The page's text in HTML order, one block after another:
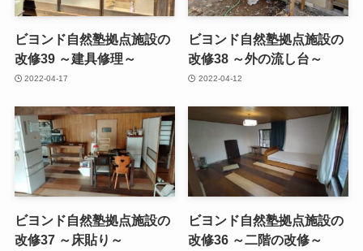
ビヨンド自然塾拠点施設の
改修39 ～建具修理～
2022-04-17
ビヨンド自然塾拠点施設の
改修38 ～外の流し台～
2022-04-12
ビヨンド自然塾拠点施設の
改修37 ～床貼り～
ビヨンド自然塾拠点施設の
改修36 ～二階の改修～